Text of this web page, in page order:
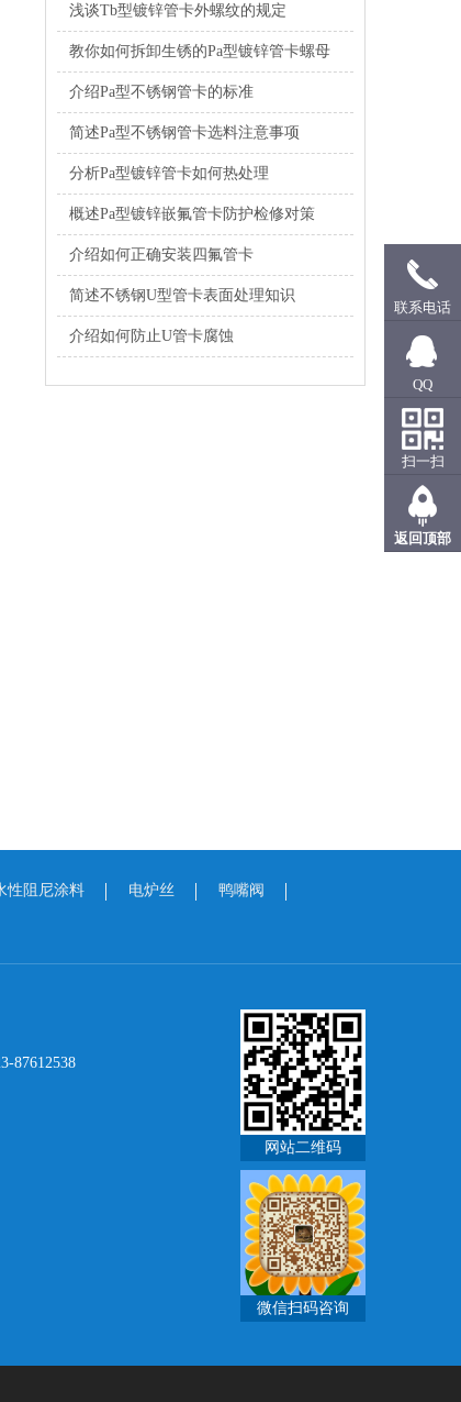
浅谈Tb型镀锌管卡外螺纹的规定
教你如何拆卸生锈的Pa型镀锌管卡螺母
介绍Pa型不锈钢管卡的标准
简述Pa型不锈钢管卡选料注意事项
分析Pa型镀锌管卡如何热处理
概述Pa型镀锌嵌氟管卡防护检修对策
介绍如何正确安装四氟管卡
简述不锈钢U型管卡表面处理知识
介绍如何防止U管卡腐蚀
性阻尼涂料 电炉丝 鸭嘴阀
87612538
网站二维码
微信扫码咨询
联系电话
QQ
扫一扫
返回顶部